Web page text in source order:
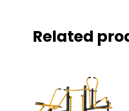
Related